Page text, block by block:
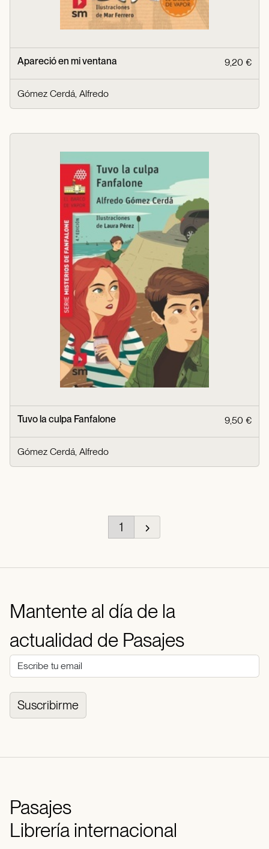
Apareció en mi ventana 9,20 €
Gómez Cerdá, Alfredo
Tuvo la culpa Fanfalone 9,50 €
Gómez Cerdá, Alfredo
1
Mantente al día de la
actualidad de Pasajes
Suscribirme
Pasajes
Librería internacional